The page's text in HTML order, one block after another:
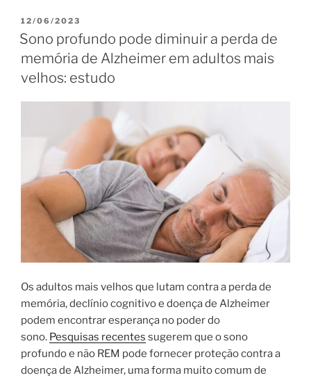
PUBLICADO
EM
12/06/2023
Sono profundo pode diminuir a perda de
memória de Alzheimer em adultos mais
velhos: estudo
Os adultos mais velhos que lutam contra a perda de
memória, declínio cognitivo e doença de Alzheimer
podem encontrar esperança no poder do
sono. Pesquisas recentes sugerem que o sono
profundo e não REM pode fornecer proteção contra a
doença de Alzheimer, uma forma muito comum de